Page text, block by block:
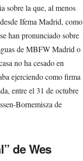
sobre la que, al menos
Ifema Madrid, como
han pronunciado sobre
de MBFW Madrid o
no ha cesado en
ejerciendo como firma
entre el 31 de octubre
Bornemisza de
de Wes